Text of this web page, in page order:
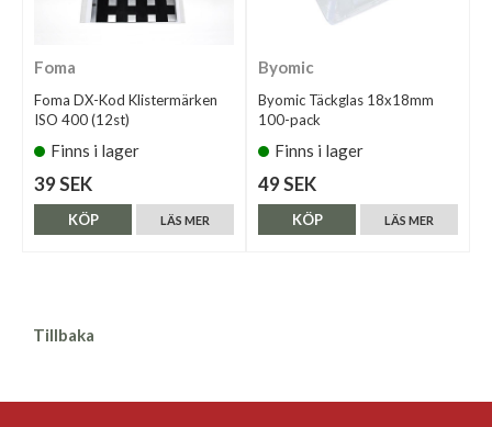
Foma
Foma DX-Kod Klistermärken
ISO 400 (12st)
Finns i lager
39 SEK
LÄS MER
KÖP
Byomic
Byomic Täckglas 18x18mm
100-pack
Finns i lager
49 SEK
LÄS MER
KÖP
Tillbaka